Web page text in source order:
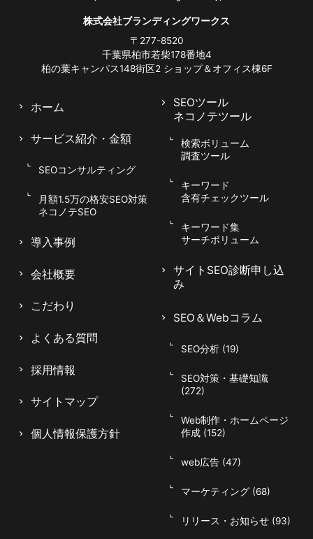
キーワード選定では、検索ボリュームの大きさだ
とが重要です。ボリュームの大きいビッグキーワ
ードは集客効果が高い一方、大手や金融機関が上
りません。自社サイトの評価が育っていない段階
キーワードから着手するのが現実的です。成果を
積み上げてサイト評価を高めながら、段階的に難
度の高いキーワードへ挑戦していく設計が有効で
す。
申込・契約につながる取引キーワード
集客の成果を最大化するには、申込意欲の高いユ
ーザーが検索する取引(トランザクション)キーワ
ードを優先的に狙う必要があります。「クレジッ
トカード 申込」「即日 発行」といった具体的な
く、事業成果に直結しやすいのが特徴です。情報
収集目的のキーワードと比べ競争は激しくなりま
は大きいといえます。まず成果に直結するキーワ
株式会社ブランディングワークス
〒277-8520
千葉県柏市若柴178番地4
柏の葉キャンパス148街区2 ショップ＆オフィス棟6F
ホーム
サービス紹介 ・金額
SEOコンサルティング
月額1.5万の格安SEO対策
ネコノテSEO
導入事例
会社概要
こだわり
よくある質問
採用情報
サイトマップ
個人情報保護方針
SEOツール
ネコノテツール
検索ボリューム
調査ツール
キーワード
含有チェックツール
キーワード集
サーチボリューム
サイトSEO診断申し込
み
SEO＆Webコラム
SEO分析 (19)
SEO対策・基礎知識
(272)
Web制作・ホームページ
作成 (152)
web広告 (47)
マーケティング (68)
リリース・お知らせ (93)
AM9:30~PM8:00
申し込み